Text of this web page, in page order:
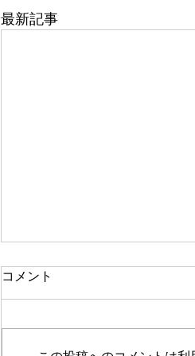
最新記事
一人で頑張る
今思い返すと、私が大変なと
コメント